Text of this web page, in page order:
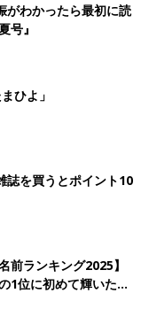
がわかったら最初に読
号』
ひよ」
誌を買うとポイント10
前ランキング2025】